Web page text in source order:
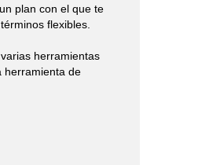
plan con el que te
flexibles.
herramientas
herramienta de